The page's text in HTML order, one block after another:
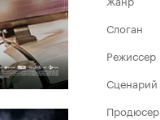
Слоган
Режиссер
Сценарий
Продюсер